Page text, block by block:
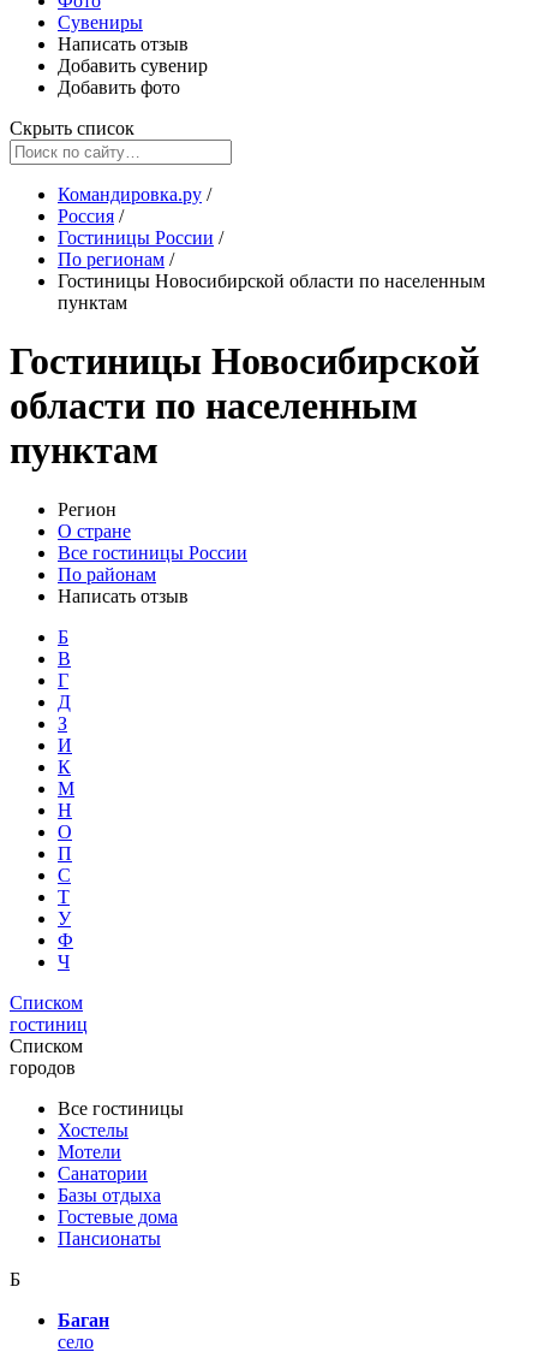
Сувениры
Написать отзыв
Добавить сувенир
Добавить фото
Скрыть список
Командировка.ру /
Россия /
Гостиницы России /
По регионам /
Гостиницы Новосибирской области по населенным
пунктам
Гостиницы Новосибирской
области по населенным
пунктам
Регион
О стране
Все гостиницы России
По районам
Написать отзыв
Б
В
Г
Д
З
И
К
М
Н
О
П
С
Т
У
Ф
Ч
Списком
гостиниц
Списком
городов
Все гостиницы
Хостелы
Мотели
Санатории
Базы отдыха
Гостевые дома
Пансионаты
Б
Баган
село